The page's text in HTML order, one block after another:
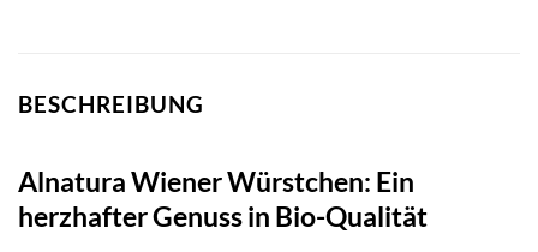
BESCHREIBUNG
Alnatura Wiener Würstchen: Ein
herzhafter Genuss in Bio-Qualität